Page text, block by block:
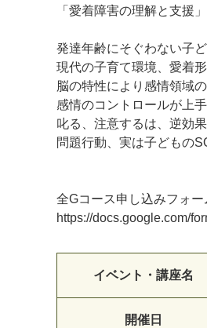
「愛着障害の理解と支援」
発達年齢にそぐわない子
現代の子育て環境、愛着
脳の特性により感情領域
感情のコントロールが上
叱る、注意するは、逆効
問題行動、実は子どもの
全Gコース申し込みフォー
https://docs.google.com/
イベント・講座名
開催日